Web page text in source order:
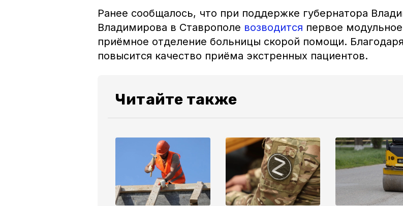
Ранее сообщалось, что при поддержке губернатора
Владимирова в Ставрополе возводится первое модульное
приёмное отделение больницы скорой помощи.
повысится качество приёма экстренных пациентов.
Читайте также